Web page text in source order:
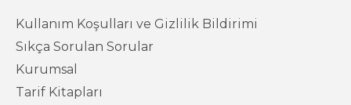
Kullanım Koşulları ve Gizlilik Bildirimi
Sıkça Sorulan Sorular
Kurumsal
Tarif Kitapları